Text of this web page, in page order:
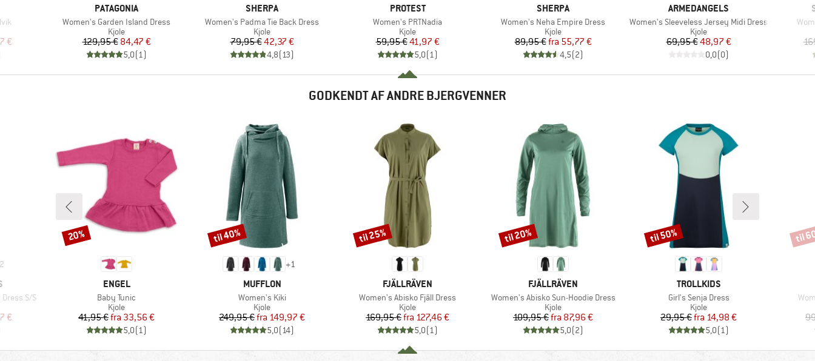
€
MÆRKE
PATAGONIA
Artikel
Women's Garden Island Dress
Produktgruppe
Kjole
Pris
129,95 €Nedsat pris
84,47 €
5,0(1)
MÆRKE
SHERPA
Artikel
Women's Padma Tie Back Dress
Produktgruppe
Kjole
Pris
79,95 €Nedsat pris
42,37 €
4,8(13)
MÆRKE
PROTEST
Artikel
Women's PRTNadia
Produktgruppe
Kjole
Pris
59,95 €Nedsat pris
41,97 €
5,0(1)
MÆRKE
SHERPA
Artikel
Women's Neha Empire Dress
Produktgruppe
Kjole
Pris
89,95 € Nedsat pris
fra 55,77 €
4,5(2)
MÆRKE
ARMEDANGELS
Artikel
Women's Sleeveless Jersey Midi Dress
Produktgruppe
Kjole
Pris
69,95 €Nedsat pris
48,97 €
0,0(0)
GODKENDT AF ANDRE BJERGVENNER
2
S/S
€
MÆRKE
ENGEL
Artikel
Baby Tunic
Produktgruppe
Kjole
Pris
41,95 € Nedsat pris
fra 33,56 €
5,0(1)
Rabat
20%
+1
MÆRKE
MUFFLON
Artikel
Women's Kiki
Produktgruppe
Kjole
Pris
249,95 € Nedsat pris
fra 149,97 €
5,0(14)
Rabat
til 40%
MÆRKE
FJÄLLRÄVEN
Artikel
Women's Abisko Fjäll Dress
Produktgruppe
Kjole
Pris
169,95 € Nedsat pris
fra 127,46 €
5,0(1)
Rabat
til 25%
MÆRKE
FJÄLLRÄVEN
Artikel
Women's Abisko Sun-Hoodie Dress
Produktgruppe
Kjole
Pris
109,95 € Nedsat pris
fra 87,96 €
5,0(2)
Rabat
til 20%
MÆRKE
TROLLKIDS
Artikel
Girl's Senja Dress
Produktgruppe
Kjole
Pris
29,95 € Nedsat pris
fra 14,98 €
5,0(1)
Rabat
til 50% Rabat
til